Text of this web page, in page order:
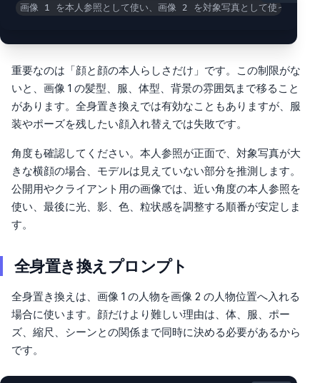
画像 1 を本人参照として使い、画像 2 を対象写真として使ってくだ
重要なのは「顔と顔の本人らしさだけ」です。この制限がな
いと、画像 1 の髪型、服、体型、背景の雰囲気まで移ること
があります。全身置き換えでは有効なこともありますが、服
装やポーズを残したい顔入れ替えでは失敗です。
角度も確認してください。本人参照が正面で、対象写真が大
きな横顔の場合、モデルは見えていない部分を推測します。
公開用やクライアント用の画像では、近い角度の本人参照を
使い、最後に光、影、色、粒状感を調整する順番が安定しま
す。
全身置き換えプロンプト
全身置き換えは、画像 1 の人物を画像 2 の人物位置へ入れる
場合に使います。顔だけより難しい理由は、体、服、ポー
ズ、縮尺、シーンとの関係まで同時に決める必要があるから
です。